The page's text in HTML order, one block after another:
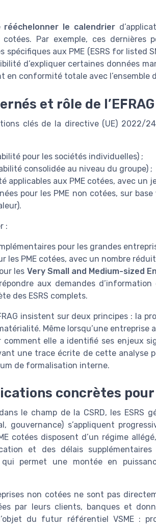
rééchelonner le calendrier
Par exemple, ces dernières
spécifiques aux PME (ESRS for listed
d’expliquer certaines données
en conformité totale avec l’ensemble
et rôle de l’EFRAG
clés de la directive (UE) 2022/
pour les sociétés individuelles) ;
consolidée au niveau du groupe) ;
applicables aux PME cotées, avec un
pour les PME non cotées, sur
:
pour les grandes
les PME cotées, avec un nombre
les Very Small and Medium-sized
aux demandes
des ESRS complets.
insistent sur deux principes : la
Même lorsqu’une
comment elle a identifié ses enjeux
une trace écrite de cette analyse
de formalisation interne.
concrètes pour
le champ de la CSRD, les ESRS
gouvernance) s’appliquent
cotées disposent d’un régime
et des délais
permet une montée en
non cotées ne sont pas
par leurs clients, banques et
l’objet du futur référentiel VSME :